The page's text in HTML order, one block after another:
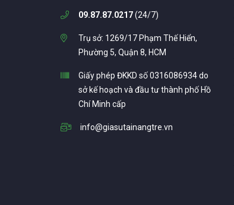
09.87.87.0217(24/7)
Trụ sở: 1269/17 Phạm Thế Hiển,
Phường 5, Quận 8, HCM
Giấy phép ĐKKD số 0316086934 do
sở kế hoạch và đầu tư thành phố Hồ
Chí Minh cấp
info@giasutainangtre.vn